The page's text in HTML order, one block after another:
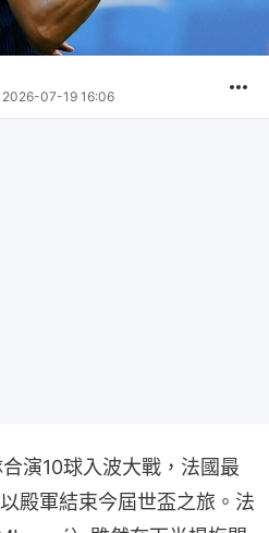
2026-07-19 16:06
演10球入波大戰，法國最
殿軍結束今屆世盃之旅。法